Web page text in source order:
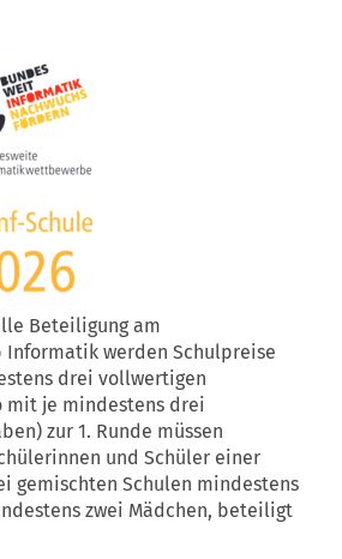
Beteiligung am
Informatik werden Schulpreise
drei vollwertigen
mit je mindestens drei
zur 1. Runde müssen
und Schüler einer
gemischten Schulen mindestens
zwei Mädchen, beteiligt